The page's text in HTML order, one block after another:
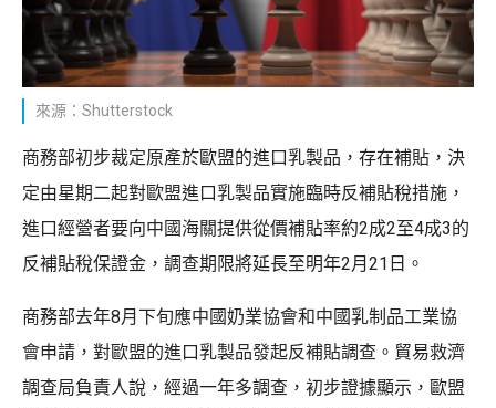
來源：Shutterstock
商務部初步裁定原產於歐盟的進口乳製品，存在補貼，決
定由星期二起對歐盟進口乳製品實施臨時反補貼稅措施，
進口經營者要向中國海關提供從價補貼率約2成2至4成3的
反補貼稅保證金，調查期限將延長至明年2月21日。
商務部去年8月下旬應中國奶業協會和中國乳制品工業協
會申請，對歐盟的進口乳製品發起反補貼調查。貿易救濟
調查局負責人說，經過一年多調查，初步證據顯示，歐盟